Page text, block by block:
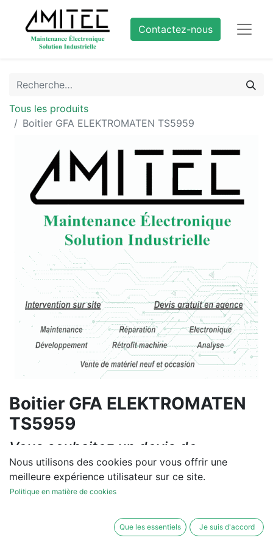
Contactez-nous
Tous les produits
Boitier GFA ELEKTROMATEN TS5959
Boitier GFA ELEKTROMATEN
TS5959
Vous souhaitez un devis de
réparation ou de vente, un
diagnostic sur site?
Nous utilisons des cookies pour vous offrir une
meilleure expérience utilisateur sur ce site.
Politique en matière de cookies
Que les essentiels Je suis d'accord